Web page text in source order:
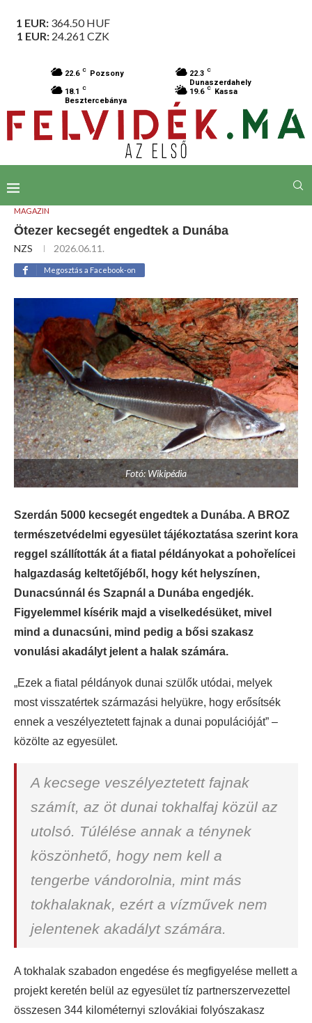
1 EUR: 364.50HUF
1 EUR: 24.261 CZK
22.6 C Pozsony 22.3 C
Dunaszerdahely
18.1 C
Besztercebánya
19.6 C Kassa
MAGAZIN
Ötezer kecsegét engedtek a Dunába
NZS 2026.06.11.
Megosztás a Facebook-on
Fotó: Wikipédia
Szerdán 5000 kecsegét engedtek a Dunába. A BROZ
természetvédelmi egyesület tájékoztatása szerint kora
reggel szállították át a fiatal példányokat a pohořelícei
halgazdaság keltetőjéből, hogy két helyszínen,
Dunacsúnnál és Szapnál a Dunába engedjék.
Figyelemmel kísérik majd a viselkedésüket, mivel
mind a dunacsúni, mind pedig a bősi szakasz
vonulási akadályt jelent a halak számára.
„Ezek a fiatal példányok dunai szülők utódai, melyek
most visszatértek származási helyükre, hogy erősítsék
ennek a veszélyeztetett fajnak a dunai populációját” –
közölte az egyesület.
A kecsege veszélyeztetett fajnak
számít, az öt dunai tokhalfaj közül az
utolsó. Túlélése annak a ténynek
köszönhető, hogy nem kell a
tengerbe vándorolnia, mint más
tokhalaknak, ezért a vízművek nem
jelentenek akadályt számára.
A tokhalak szabadon engedése és megfigyelése mellett a
projekt keretén belül az egyesület tíz partnerszervezettel
összesen 344 kilométernyi szlovákiai folyószakasz